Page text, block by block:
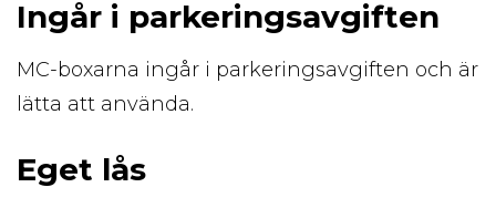
Ingår i parkeringsavgiften
MC-boxarna ingår i parkeringsavgiften och är
lätta att använda.
Eget lås